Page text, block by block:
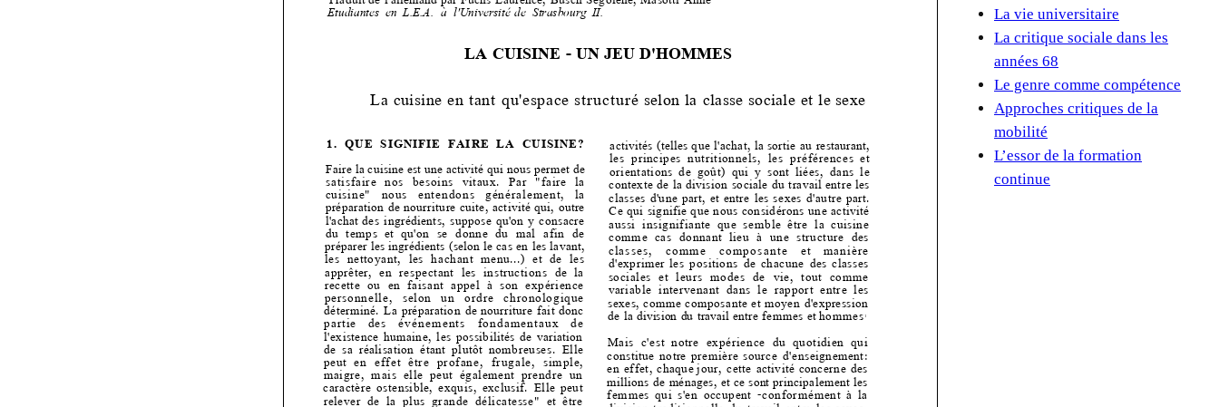
La vie universitaire
La critique sociale dans les
années 68
Le genre comme compétence
Approches critiques de la
mobilité
L’essor de la formation
continue